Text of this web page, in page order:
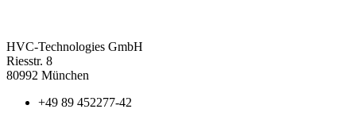
HVC-Technologies GmbH
Riesstr. 8
80992 München
+49 89 452277-42